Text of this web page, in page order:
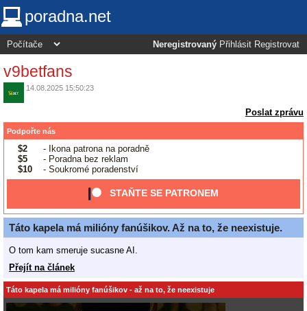
poradna.net
Neregistrovaný Přihlásit Registrovat
v9betfans
14.08.2025 15:50:23
Poslat zprávu
Podpořte nás
$2
- Ikona patrona na poradně
$5
- Poradna bez reklam
$10
- Soukromé poradenství
STAŇTE SE PATRONEM
Táto kapela má milióny fanúšikov. Až na to, že neexistuje.
O tom kam smeruje sucasne AI.
Přejít na článek
Táto kapela má milióny fanúšikov - až na to, že neexistuje